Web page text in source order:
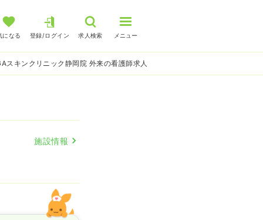
になる 登録/ログイン 求人検索 メニュー
スキンクリニック静岡院 外来の看護師求人
施設情報